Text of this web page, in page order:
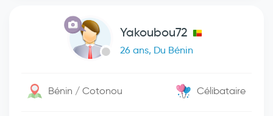
Yakoubou72
26 ans, Du Bénin
Bénin / Cotonou Célibataire